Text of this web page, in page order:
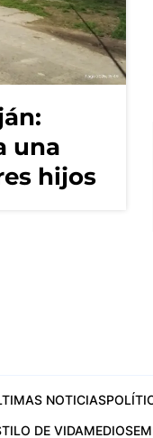
una
hijos
NOTICIAS
DE VIDAMEDIOS